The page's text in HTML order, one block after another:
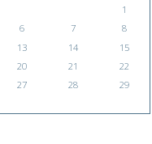
1
6 7
8
13 14
15
20 21
22
27 28
29